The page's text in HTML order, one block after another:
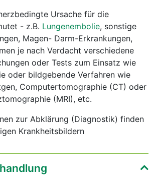
Ursache für die
- z.B. Lungenembolie, sonstige
Magen- Darm-Erkrankungen,
je nach Verdacht verschiedene
oder Tests zum Einsatz wie
oder bildgebende Verfahren wie
Computertomographie (CT) oder
(MRI), etc.
zur Abklärung (Diagnostik) finden
Krankheitsbildern